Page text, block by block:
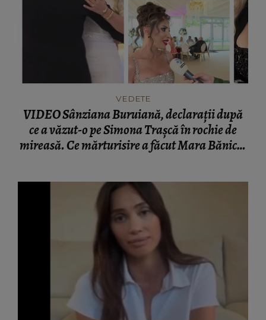
VEDETE
VIDEO Sânziana Buruiană, declarații după
ce a văzut-o pe Simona Trașcă în rochie de
mireasă. Ce mărturisire a făcut Mara Bănică,